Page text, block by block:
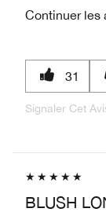
Continuer les
31
Signaler Cet
BLUSH